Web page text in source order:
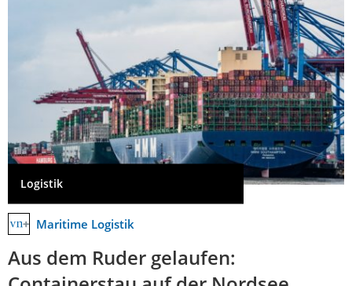
Logistik
Maritime Logistik
Aus dem Ruder gelaufen: